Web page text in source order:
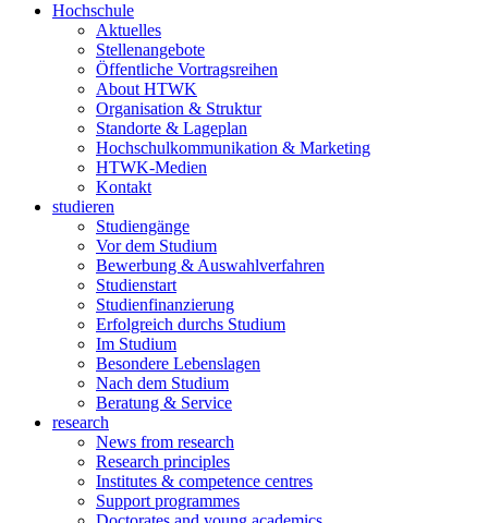
Hochschule
Aktuelles
Stellenangebote
Öffentliche Vortragsreihen
About HTWK
Organisation & Struktur
Standorte & Lageplan
Hochschulkommunikation & Marketing
HTWK-Medien
Kontakt
studieren
Studiengänge
Vor dem Studium
Bewerbung & Auswahlverfahren
Studienstart
Studienfinanzierung
Erfolgreich durchs Studium
Im Studium
Besondere Lebenslagen
Nach dem Studium
Beratung & Service
research
News from research
Research principles
Institutes & competence centres
Support programmes